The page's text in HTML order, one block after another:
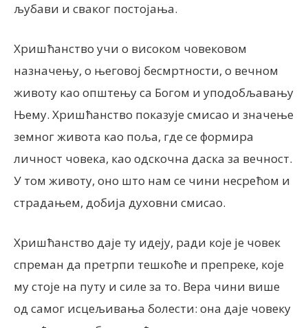
љубави и сваког постојања.
Хришћанство учи о високом човековом
назначењу, о његовој бесмртности, о вечном
животу као општењу са Богом и уподобљавању
Њему. Хришћанство показује смисао и значење
земног живота као поља, где се формира
личност човека, као одскочна даска за вечност.
У том животу, оно што нам се чини несрећом и
страдањем, добија духовни смисао.
Хришћанство даје ту идеју, ради које је човек
спреман да претрпи тешкоће и препреке, које
му стоје на путу и силе за то. Вера чини више
од самог исцељивања болести: она даје човеку